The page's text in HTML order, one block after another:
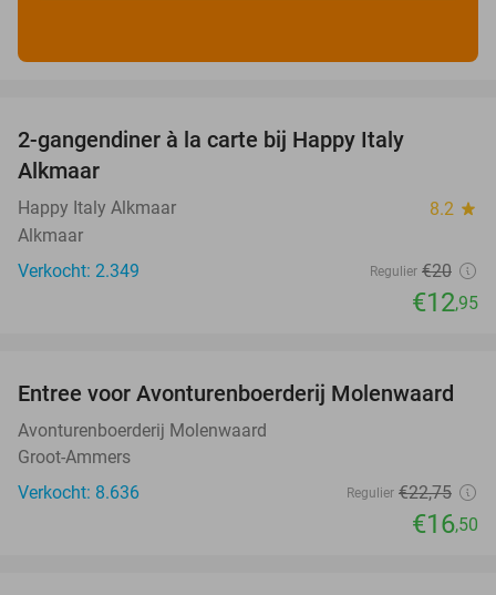
2-gangendiner à la carte bij Happy Italy
Alkmaar
Happy Italy Alkmaar 8.2 star
Alkmaar
Verkocht: 2.349
Regulier €20
€12,95
27%
Entree voor Avonturenboerderij Molenwaard
Avonturenboerderij Molenwaard
Groot-Ammers
Verkocht: 8.636
Regulier €22,75
€16,50